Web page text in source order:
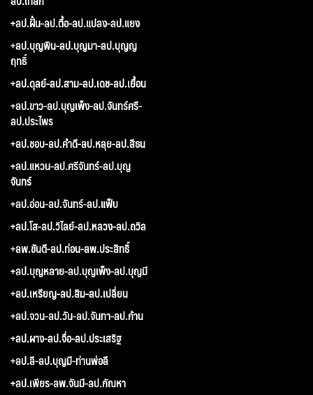
+ลป.ฝั้น-ลป.ตื้อ-ลป.แปลง-ลป.แยง
+ลป.บุญพิน-ลป.บุญมา-ลป.บุญญ
ฤทธิ์
+ลป.ดุลย์-ลป.สาม-ลป.เดช-ลป.เยื้อน
+ลป.ขาว-ลป.บุญเพ็ง-ลป.จันทร์ศรี-
ลป.ประไพร
+ลป.ชอบ-ลป.คำดี-ลป.หลุย-ลป.สีธน
+ลป.แหวน-ลป.ศรีจันทร์-ลป.บุญ
จันทร์
+ลป.อ่อน-ลป.จันทร์-ลป.แฟ็บ
+ลป.โส-ลป.วิไลย์-ลป.หลวง-ลป.ถวิล
+ลพ.ขันตี-ลป.ท่อน-ลพ.ประสิทธิ์
+ลป.บุญหลาย-ลป.บุญเพ็ง-ลป.บุญมี
+ลป.เหรียญ-ลป.สิม-ลป.เปลี่ยน
+ลป.จวน-ลป.วัน-ลป.จันทา-ลป.ก้าน
+ลป.ผาง-ลป.จื่อ-ลป.ประเสริฐ
+ลป.ลี-ลป.บุญมี-ท่านพ่อลี
+ลป.เพียร-ลพ.จันมี-ลป.กัณหา